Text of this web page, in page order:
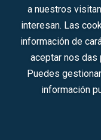
a nuestros
interesan. Las
información de
aceptar nos
Puedes
información